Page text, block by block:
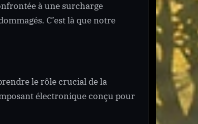
à une surcharge
C’est là que notre
le rôle crucial de la
électronique conçu pour